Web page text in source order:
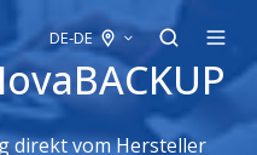
DE-DE
direkt vom Hersteller